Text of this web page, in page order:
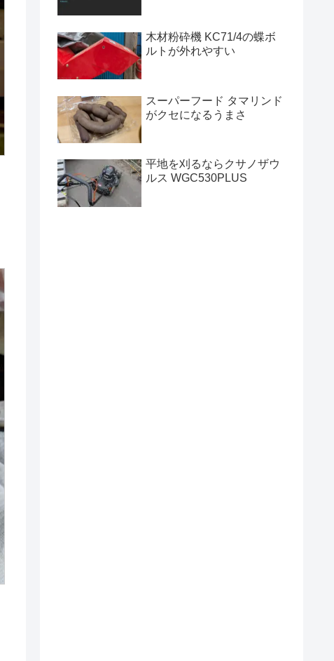
木材粉砕機 KC71/4の蝶ボ
ルトが外れやすい
スーパーフード タマリンド
がクセになるうまさ
平地を刈るならクサノザウ
ルス WGC530PLUS